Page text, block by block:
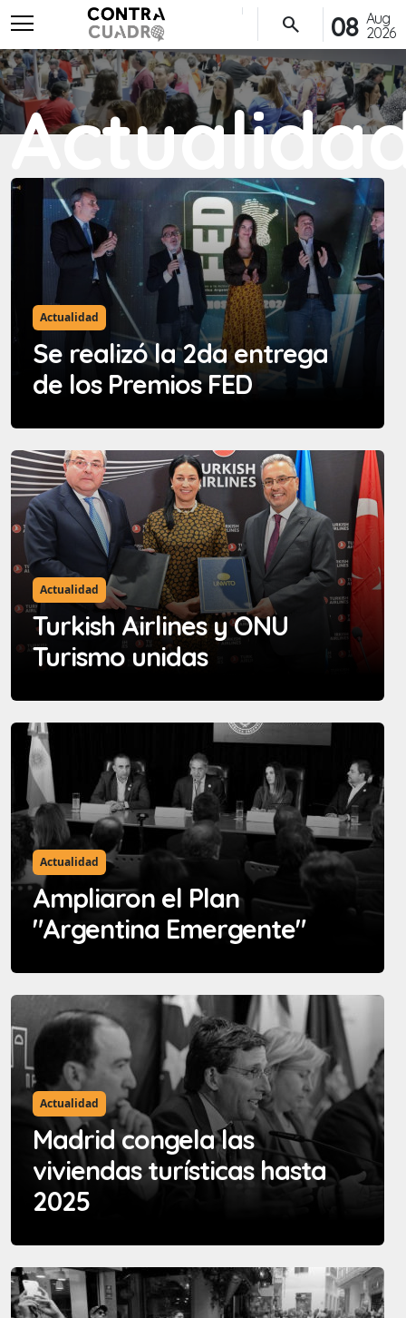
menu
Aug
2026
08
search
Actualidad
Se realizó la 2da entrega
de los Premios FED
Actualidad
Turkish Airlines y ONU
Turismo unidas
Actualidad
Ampliaron el Plan
"Argentina Emergente"
Actualidad
Madrid congela las
viviendas turísticas hasta
2025